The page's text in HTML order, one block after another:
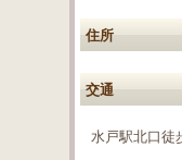
住所
交通
水戸駅北口徒